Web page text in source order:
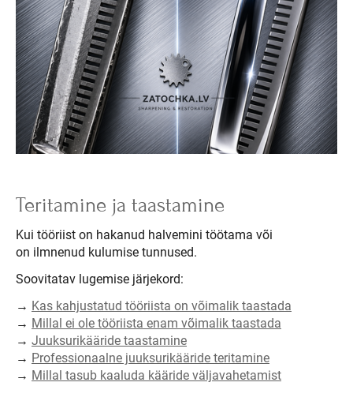
Teritamine ja taastamine
Kui tööriist on hakanud halvemini töötama või
on ilmnenud kulumise tunnused.
Soovitatav lugemise järjekord:
→ Kas kahjustatud tööriista on võimalik taastada
→ Millal ei ole tööriista enam võimalik taastada
→ Juuksurikääride taastamine
→ Professionaalne juuksurikääride teritamine
→ Millal tasub kaaluda kääride väljavahetamist